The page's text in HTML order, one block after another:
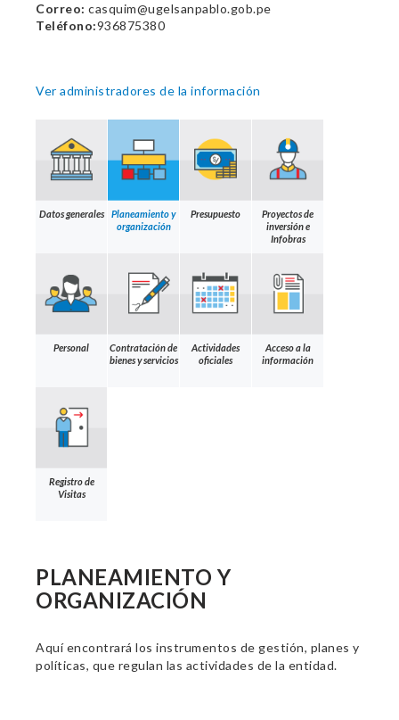
Correo: casquim@ugelsanpablo.gob.pe
Teléfono:936875380
Ver administradores de la información
Datos generales
Planeamiento y
organización
Presupuesto
Proyectos de
inversión e
Infobras
Personal
Contratación de
bienes y servicios
Actividades
oficiales
Acceso a la
información
Registro de
Visitas
PLANEAMIENTO Y
ORGANIZACIÓN
Aquí encontrará los instrumentos de gestión, planes y
políticas, que regulan las actividades de la entidad.